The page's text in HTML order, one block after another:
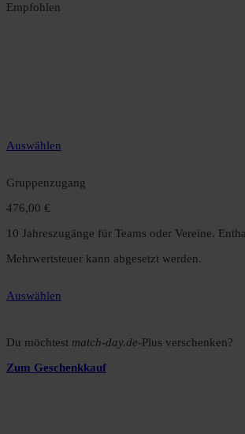
Empfohlen
Auswählen
Gruppenzugang
476,00 €
10 Jahreszugänge für Teams oder Vereine.
Mehrwertsteuer kann abgesetzt werden.
Auswählen
Du möchtest match-day.de-Plus verschenken?
Zum Geschenkkauf